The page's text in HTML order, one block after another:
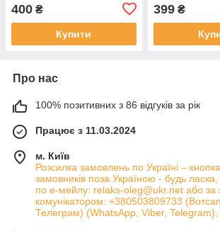
400 ₴
Купити
399₴
Про нас
100% позитивних з 86 відгуків за рік
Працює з 11.03.2024
м. Київ
Розсилка замовлень по Україні –
замовників поза Україною - будь ласка,
по е-мейлу: relaks-oleg@ukr.net або за
комунікатором: +380503809733
Телеграм) (WhatsApp, Viber, Telegram),